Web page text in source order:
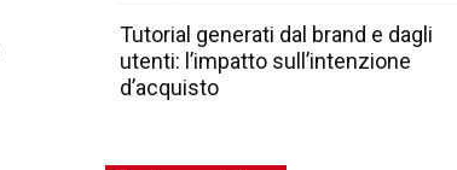
Tutorial generati dal brand e dagli
utenti: l’impatto sull’intenzione
d’acquisto